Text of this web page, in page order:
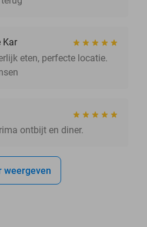
Kar
eten, perfecte locatie.
ontbijt en diner.
weergeven